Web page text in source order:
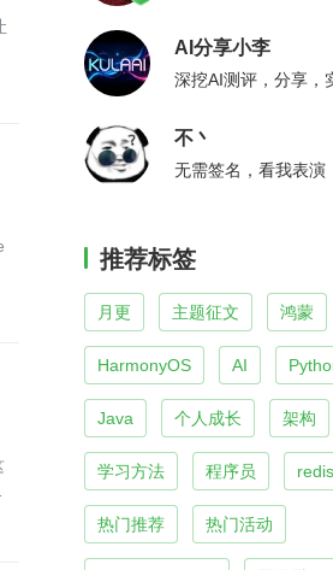
AI分享小李
深挖AI测评，分享，
不丶
无需签名，看我表演
推荐标签
月更 主题征文 鸿蒙
HarmonyOS AI
Java 个人成长 架构
学习方法 程序员 redis
热门推荐 热门活动